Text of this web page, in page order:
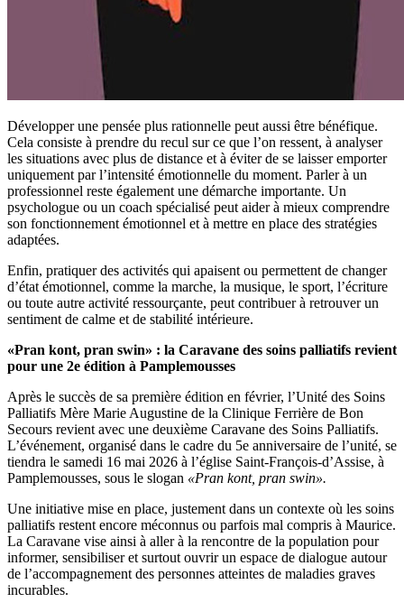
Développer une pensée plus rationnelle peut aussi être bénéfique.
Cela consiste à prendre du recul sur ce que l’on ressent, à analyser
les situations avec plus de distance et à éviter de se laisser emporter
uniquement par l’intensité émotionnelle du moment. Parler à un
professionnel reste également une démarche importante. Un
psychologue ou un coach spécialisé peut aider à mieux comprendre
son fonctionnement émotionnel et à mettre en place des stratégies
adaptées.
Enfin, pratiquer des activités qui apaisent ou permettent de changer
d’état émotionnel, comme la marche, la musique, le sport, l’écriture
ou toute autre activité ressourçante, peut contribuer à retrouver un
sentiment de calme et de stabilité intérieure.
«Pran kont, pran swin» : la Caravane des soins palliatifs revient
pour une 2e édition à Pamplemousses
Après le succès de sa première édition en février, l’Unité des Soins
Palliatifs Mère Marie Augustine de la Clinique Ferrière de Bon
Secours revient avec une deuxième Caravane des Soins Palliatifs.
L’événement, organisé dans le cadre du 5e anniversaire de l’unité, se
tiendra le samedi 16 mai 2026 à l’église Saint-François-d’Assise, à
Pamplemousses, sous le slogan «Pran kont, pran swin».
Une initiative mise en place, justement dans un contexte où les soins
palliatifs restent encore méconnus ou parfois mal compris à Maurice.
La Caravane vise ainsi à aller à la rencontre de la population pour
informer, sensibiliser et surtout ouvrir un espace de dialogue autour
de l’accompagnement des personnes atteintes de maladies graves
incurables.